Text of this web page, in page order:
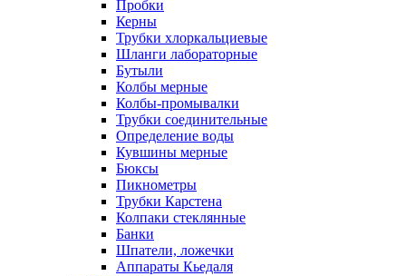
Пробки
Керны
Трубки хлоркальциевые
Шланги лабораторные
Бутыли
Колбы мерные
Колбы-промывалки
Трубки соединительные
Определение воды
Кувшины мерные
Бюксы
Пикнометры
Трубки Карстена
Колпаки стеклянные
Банки
Шпатели, ложечки
Аппараты Кьедаля